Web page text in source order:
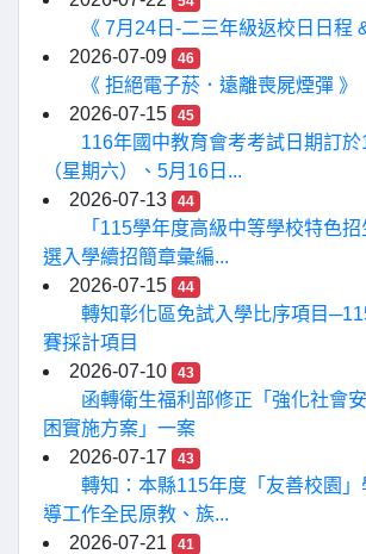
《 7月24日-二三年級返校日日程
2026-07-09
46
《 拒絕電子菸．遠離喪屍煙彈 》
2026-07-15
45
116年國中教育會考考試日期訂於
（星期六）、5月16日...
2026-07-13
44
「115學年度高級中等學校特色
選入學續招簡章彙編...
2026-07-15
44
轉知彰化區免試入學比序項目
賽採計項目
2026-07-10
43
函轉衛生福利部修正「強化社會
困實施方案」一案
2026-07-17
43
轉知：本縣115年度「友善校園
導工作全民原教、族...
2026-07-21
41